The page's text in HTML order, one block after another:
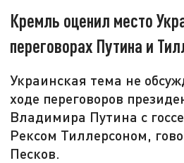
Кремль оценил место
переговорах Путина и
Украинская тема не
ходе переговоров
Владимира Путина с
Рексом Тиллерсоном,
Песков.